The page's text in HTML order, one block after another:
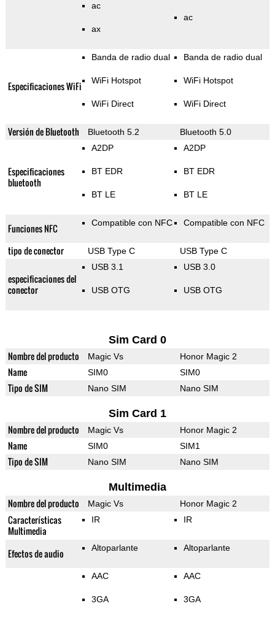
ac
ax
ac
Especificaciones WiFi
Banda de radio dual
WiFi Hotspot
WiFi Direct
Banda de radio dual
WiFi Hotspot
WiFi Direct
Versión de Bluetooth Bluetooth 5.2 Bluetooth 5.0
Especificaciones
bluetooth
A2DP
BT EDR
BT LE
A2DP
BT EDR
BT LE
Funciones NFC Compatible con NFC Compatible con NFC
tipo de conector USB Type C USB Type C
especificaciones del
conector
USB 3.1
USB OTG
USB 3.0
USB OTG
Sim Card 0
Nombre del producto Magic Vs Honor Magic 2
Name SIM0 SIM0
Tipo de SIM Nano SIM Nano SIM
Sim Card 1
Nombre del producto Magic Vs Honor Magic 2
Name SIM0 SIM1
Tipo de SIM Nano SIM Nano SIM
Multimedia
Nombre del producto Magic Vs Honor Magic 2
Características
Multimedia
IR IR
Efectos de audio Altoparlante Altoparlante
AAC
3GA
AAC
3GA